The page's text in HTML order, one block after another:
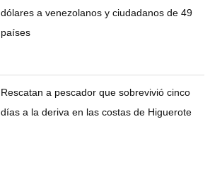
dólares a venezolanos y ciudadanos de 49
países
Rescatan a pescador que sobrevivió cinco
días a la deriva en las costas de Higuerote